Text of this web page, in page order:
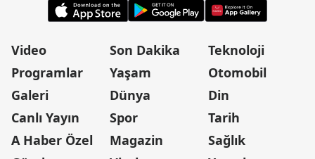
Video
Programlar
Galeri
Canlı Yayın
A Haber Özel
Son Dakika
Yaşam
Dünya
Spor
Magazin
Teknoloji
Otomobil
Din
Tarih
Sağlık